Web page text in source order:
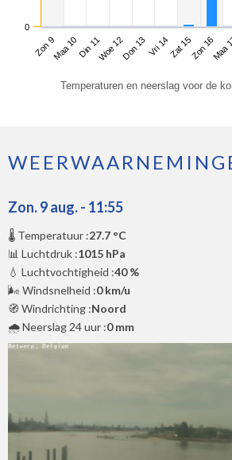
Zon 9Maa 10Din 11Woe 12Don 13Vri 14Zat 15Zon 16Maa
0
Temperaturen en neerslag voor de
Zon. 9 aug. - 11:55
🌡️ Temperatuur :27.7 °C
📊 Luchtdruk :1015 hPa
💧 Luchtvochtigheid :40 %
🌬️ Windsnelheid :0 km/u
🧭 Windrichting :Noord
🌧️ Neerslag 24 uur :0 mm